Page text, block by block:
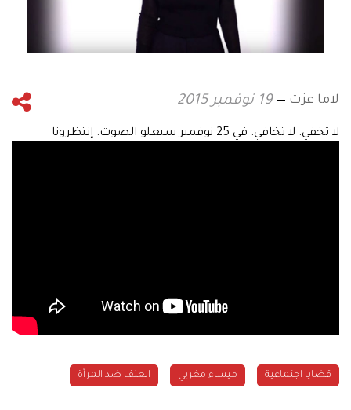
لاما عزت 19 نوفمبر 2015
لا تخفي. لا تخافي. في 25 نوفمبر سيعلو الصوت. إنتظرونا
قضايا اجتماعية ميساء مغربي العنف ضد المرأة